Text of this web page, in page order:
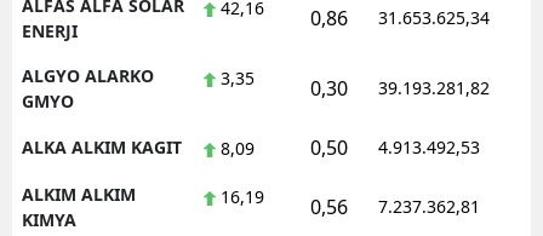
ALFAS ALFA SOLAR
ENERJI
42,16 0,86 31.653.625,34
ALGYO ALARKO
GMYO
3,35 0,30 39.193.281,82
ALKA ALKIM KAGIT 8,09 0,50 4.913.492,53
ALKIM ALKIM
KIMYA
16,19 0,56 7.237.362,81